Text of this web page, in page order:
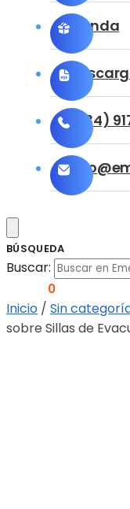
Tienda
(+34)
BÚSQUEDA
Buscar:
0
Inicio / Sin
sobre Sillas de